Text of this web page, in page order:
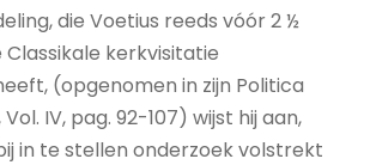
die Voetius reeds vóór 2 ½
kerkvisitatie
(opgenomen in zijn Politica
IV, pag. 92-107) wijst hij aan,
in te stellen onderzoek volstrekt